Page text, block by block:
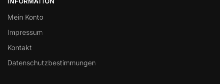
Mein Konto
Impressum
Kontakt
Datenschutzbestimmungen